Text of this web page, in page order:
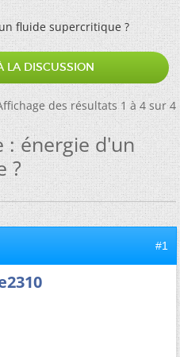
fluide supercritique ?
LA DISCUSSION
des résultats 1 à 4 sur 4
: énergie d'un
?
#1